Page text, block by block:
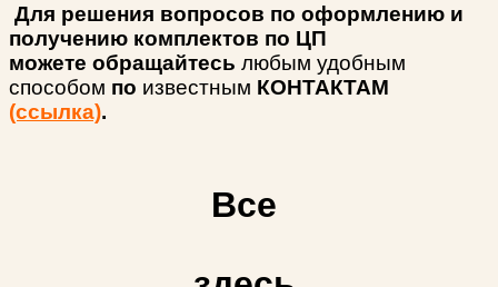
Для решения вопросов по оформлению и
получению комплектов по ЦП
можете обращайтесь любым удобным
способом по известным КОНТАКТАМ
(ссылка).
Все